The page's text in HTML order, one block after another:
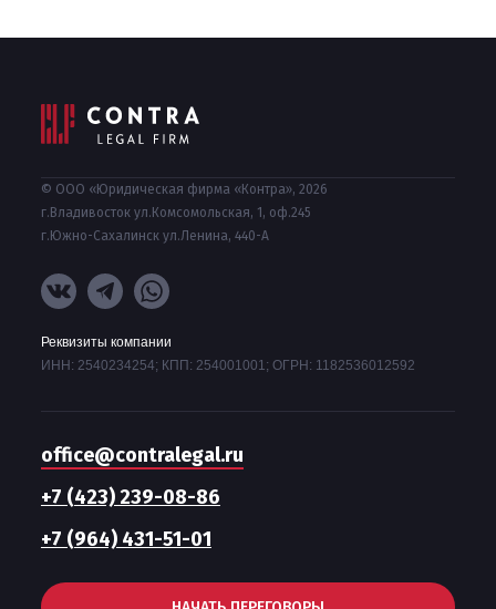
© ООО «Юридическая фирма «Контра», 2026
г.Владивосток ул.Комсомольская, 1, оф.245
г.Южно-Сахалинск ул.Ленина, 440-А
Реквизиты компании
ИНН: 2540234254; КПП: 254001001; ОГРН: 1182536012592
office@contralegal.ru
+7 (423) 239-08-86
+7 (964) 431-51-01